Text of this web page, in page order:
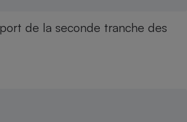
de la seconde tranche des